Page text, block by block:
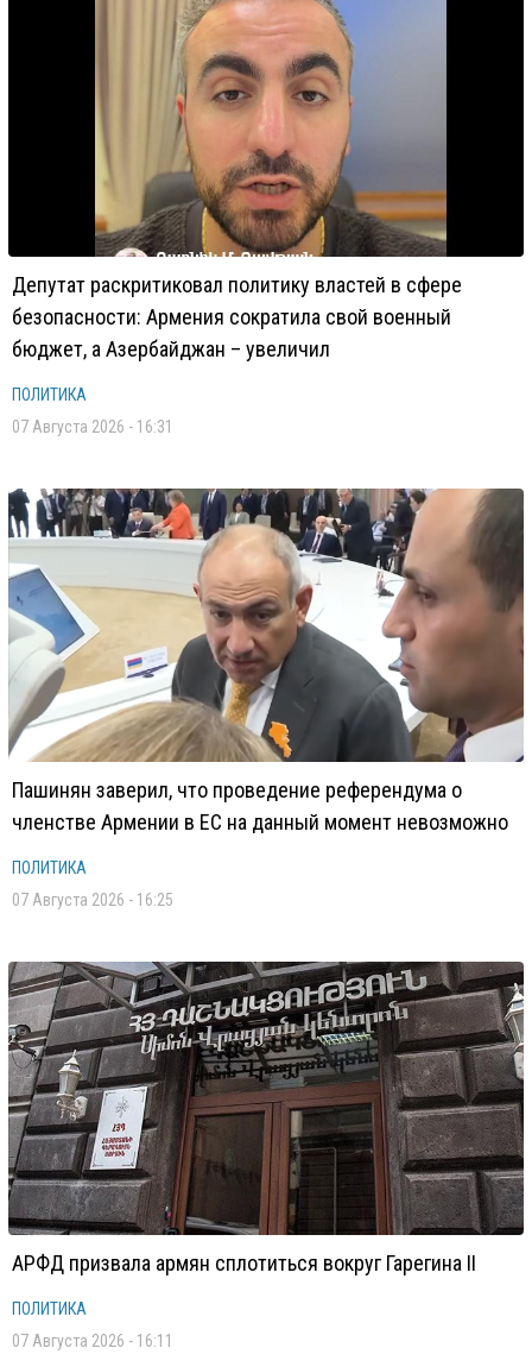
Депутат раскритиковал политику властей в сфере
безопасности: Армения сократила свой военный
бюджет, а Азербайджан – увеличил
ПОЛИТИКА
07 Августа 2026 - 16:31
Пашинян заверил, что проведение референдума о
членстве Армении в ЕС на данный момент невозможно
ПОЛИТИКА
07 Августа 2026 - 16:25
АРФД призвала армян сплотиться вокруг Гарегина II
ПОЛИТИКА
07 Августа 2026 - 16:11